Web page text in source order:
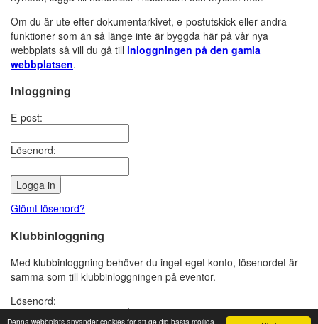
Denna webbplats använder cookies för att ge dig bästa möjliga
Om du är ute efter dokumentarkivet, e-postutskick eller andra
funktioner som än så länge inte är byggda här på vår nya
webbplats så vill du gå till inloggningen på den gamla
webbplatsen.
Inloggning
E-post:
Lösenord:
Glömt lösenord?
Klubbinloggning
Med klubbinloggning behöver du inget eget konto, lösenordet är
samma som till klubbinloggningen på eventor.
Lösenord: